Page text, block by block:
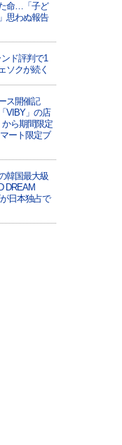
命…「子ど
思わぬ報告
ンド評判で1
ソクが続く
ス開催記
VIBY」の店
ら期間限定
ート限定ブ
韓国最大級
DREAM
日本独占で